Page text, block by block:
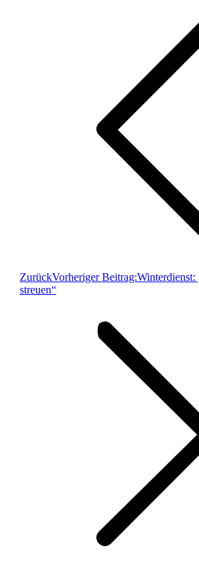
ZurückVorheriger Beitrag:Winterdienst:
streuen“